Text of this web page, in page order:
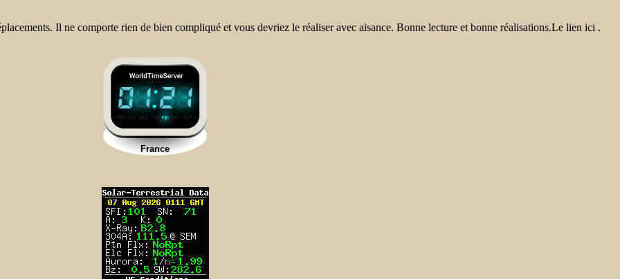
Il ne comporte rien de bien compliqué et vous devriez le réaliser avec aisance. Bonne lecture et bonne réalisations.Le lien ici .